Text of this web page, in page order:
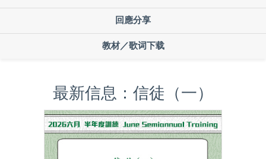
回應分享
教材／歌词下载
最新信息：信徒（一）